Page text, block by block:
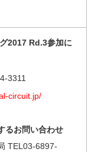
2017 Rd.3参加に
3311
circuit.jp/
るお問い合わせ
TEL03-6897-